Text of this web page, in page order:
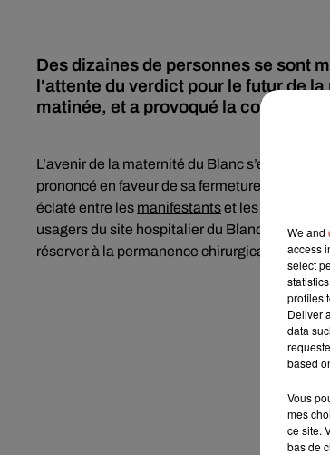
Des dizaines de personnes se sont
l'attente du verdict pour le futur de
matinée, et a provoqué la colère des
L’avenir de la maternité du Blanc s’est joué
prononcé en faveur de sa fermeture. Selon
éclaté entre les manifestantset les forces de
usagers du site hospitalier du Blanc Jean-
réserver à la permanence chirurgicale :
We and
access
select
profiles
Deliver
data
based
Vous
mes
ce site.
bas de